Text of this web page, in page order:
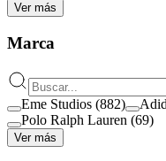
Ver más
Marca
Eme Studios (882)
Polo Ralph Lauren (69)
Ver más